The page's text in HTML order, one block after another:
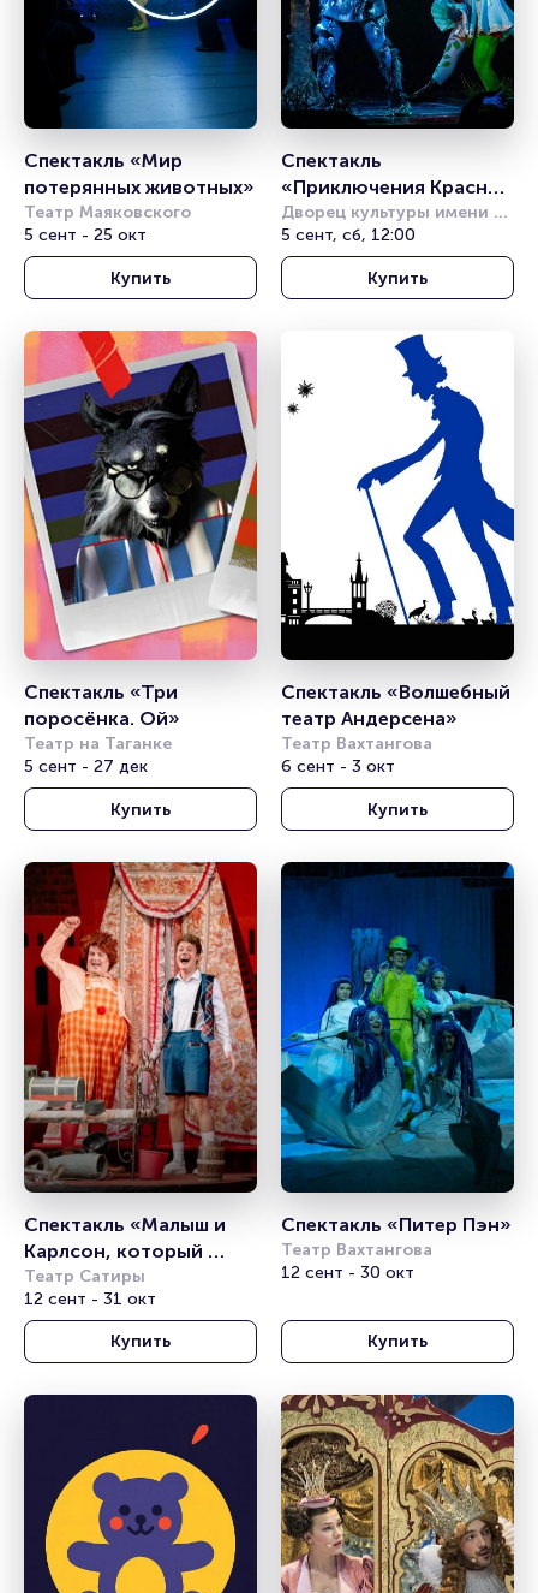
Спектакль «Мир
потерянных животных»
Театр Маяковского
5 сент - 25 окт
Купить
Спектакль
«Приключения Красной
Шапочки, или Правила
дорожного движения»
Дворец культуры имени
Горбунова
5 сент, сб, 12:00
Купить
Спектакль «Три
поросёнка. Ой»
Театр на Таганке
5 сент - 27 дек
Купить
Спектакль «Волшебный
театр Андерсена»
Театр Вахтангова
6 сент - 3 окт
Купить
Спектакль «Малыш и
Карлсон, который
живет на крыше»
Театр Сатиры
12 сент - 31 окт
Купить
Спектакль «Питер Пэн»
Театр Вахтангова
12 сент - 30 окт
Купить